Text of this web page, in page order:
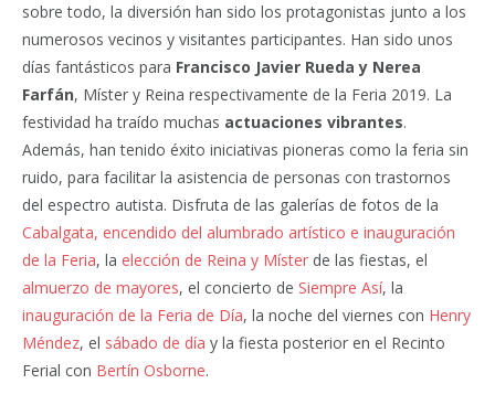
sobre todo, la diversión han sido los protagonistas junto a los
numerosos vecinos y visitantes participantes. Han sido unos
días fantásticos para Francisco Javier Rueda y Nerea
Farfán, Míster y Reina respectivamente de la Feria 2019. La
festividad ha traído muchas actuaciones vibrantes.
Además, han tenido éxito iniciativas pioneras como la feria sin
ruido, para facilitar la asistencia de personas con trastornos
del espectro autista. Disfruta de las galerías de fotos de la
Cabalgata, encendido del alumbrado artístico e inauguración
de la Feria, la elección de Reina y Míster de las fiestas, el
almuerzo de mayores, el concierto de Siempre Así, la
inauguración de la Feria de Día, la noche del viernes con Henry
Méndez, el sábado de día y la fiesta posterior en el Recinto
Ferial con Bertín Osborne.